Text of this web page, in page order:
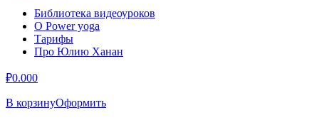
Библиотека видеоуроков
О Power yoga
Тарифы
Про Юлию Ханан
₽0.000
В корзинуОформить